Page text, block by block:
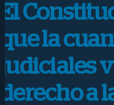
El
que la
judiciales
derecho a